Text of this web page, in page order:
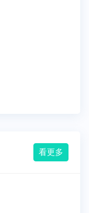
看更多